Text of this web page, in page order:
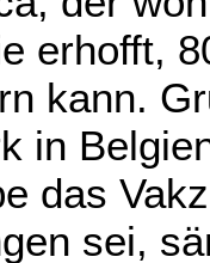
erhofft,
kann.
in
das
sei,